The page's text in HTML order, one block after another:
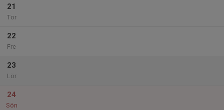
21
Tor
22
Fre
23
Lör
24
Sön